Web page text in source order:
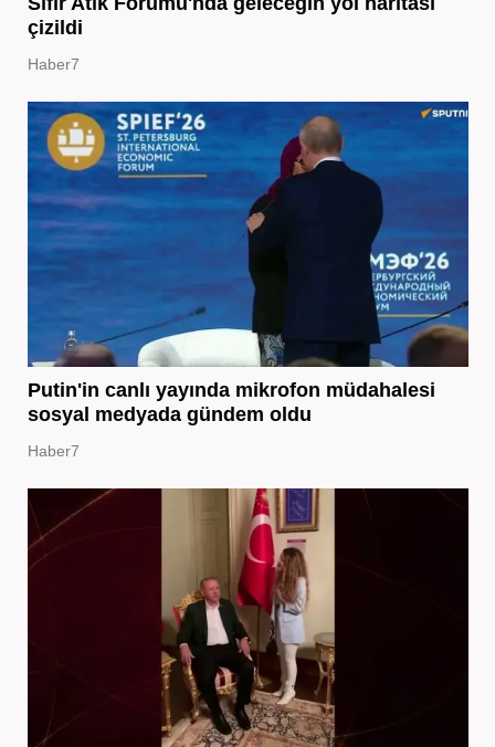
çizildi
Haber7
Putin'in canlı yayında mikrofon müdahalesi
sosyal medyada gündem oldu
Haber7